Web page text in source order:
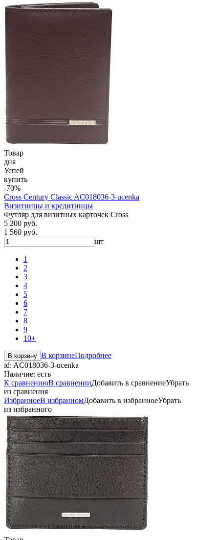
Товар
дня
Успей
купить
-70%
Cross Century Classic AC018036-3-ucenka
Визитницы и кредитницы
Футляр для визитных карточек Cross
5 200 руб.
1 560 руб.
шт
1
2
3
4
5
6
7
8
9
10+
В корзину В корзинеПодробнее
id: AC018036-3-ucenka
Наличие: есть
К сравнениюВ сравненииДобавить в сравнениеУбрать
из сравнения
ИзбранноеВ избранномДобавить в избранноеУбрать
из избранного